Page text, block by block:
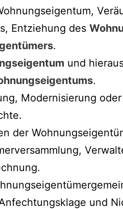
Entziehung des
.
und
.
Modernisierung
der
und